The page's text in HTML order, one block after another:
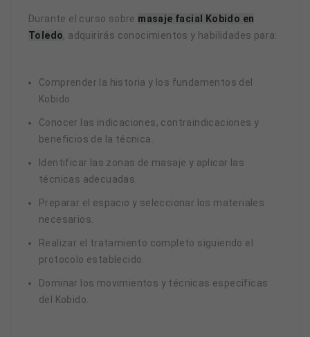
Durante el curso sobre masaje facial Kobido en
Toledo, adquirirás conocimientos y habilidades para:
Comprender la historia y los fundamentos del
Kobido.
Conocer las indicaciones, contraindicaciones y
beneficios de la técnica.
Identificar las zonas de masaje y aplicar las
técnicas adecuadas.
Preparar el espacio y seleccionar los materiales
necesarios.
Realizar el tratamiento completo siguiendo el
protocolo establecido.
Dominar los movimientos y técnicas específicas
del Kobido.